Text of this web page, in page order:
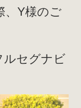
、Y様のご
ルセグナビ